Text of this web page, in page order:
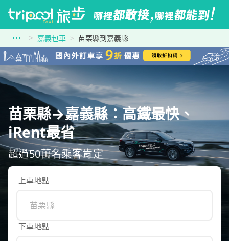
嘉義包車 苗栗縣到嘉義縣
苗栗縣→嘉義縣：高鐵最快、
iRent最省
超過50萬名乘客肯定
上車地點
下車地點